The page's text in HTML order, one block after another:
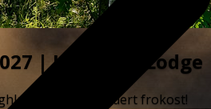
| Highland Lodge
Lodge inkludert frokost!